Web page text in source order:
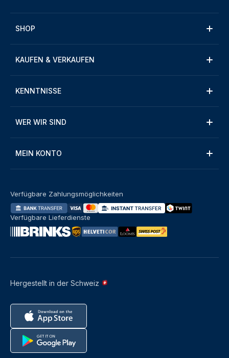
SHOP
KAUFEN & VERKAUFEN
KENNTNISSE
WER WIR SIND
MEIN KONTO
Hergestellt in der Schweiz
Verfügbare Zahlungsmöglichkeiten
Verfügbare Lieferdienste